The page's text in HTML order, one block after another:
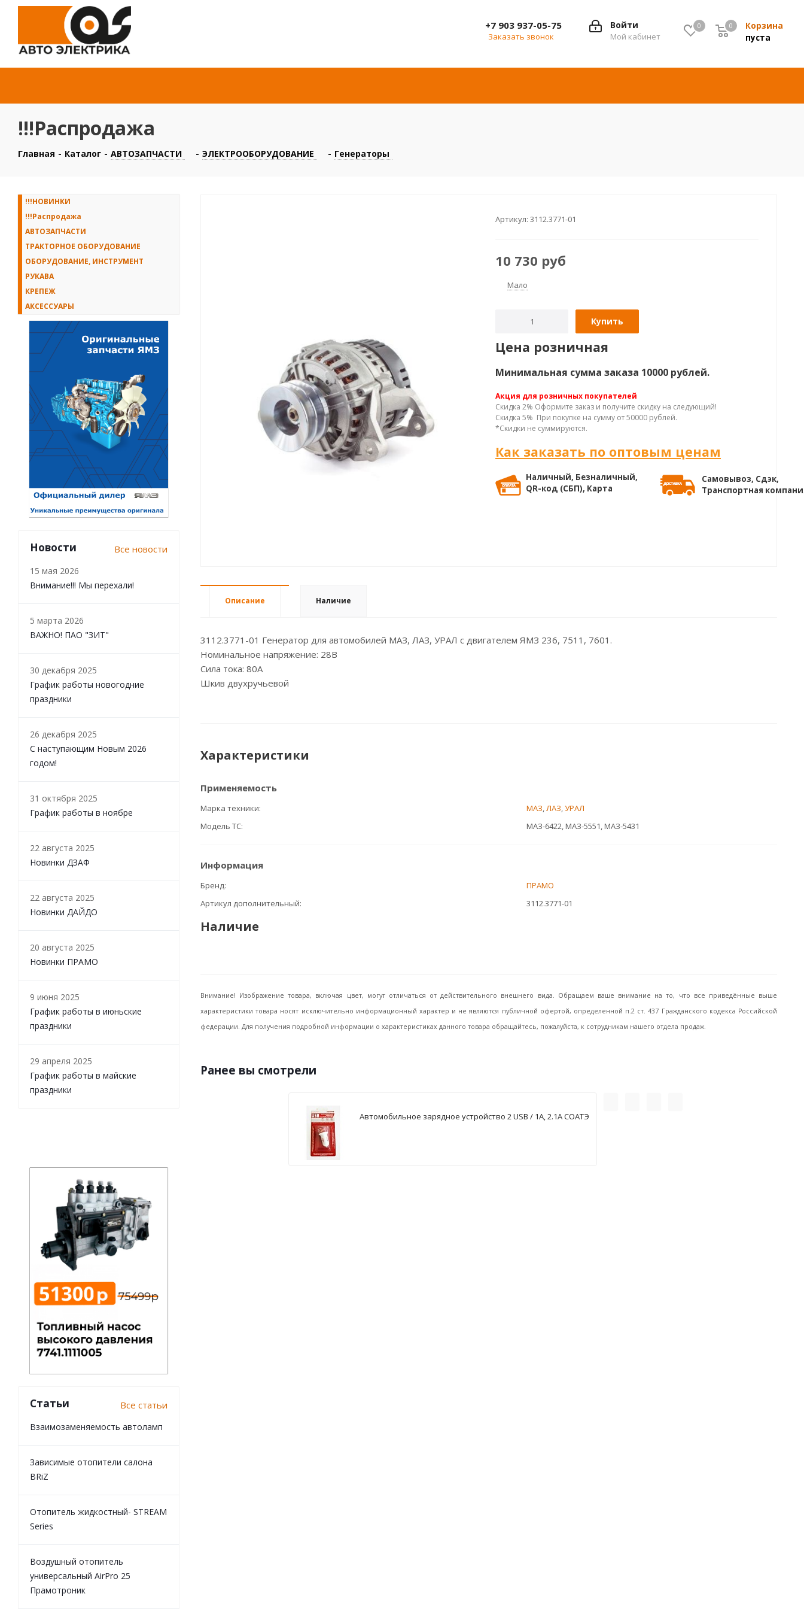
0 Корзина
0
пуста
0
Войти
Мой кабинет
+7 903 937-05-75
Заказать звонок
!!!Распродажа
Главная - Каталог - АВТОЗАПЧАСТИ - ЭЛЕКТРООБОРУДОВАНИЕ - Генераторы
Артикул: 3112.3771-01
10 730 руб
Мало
Купить
Цена розничная
Минимальная сумма заказа 10000 рублей.
Акция для розничных покупателей
Скидка 2% Оформите заказ и получите скидку на следующий!
Скидка 5% При покупке на сумму от 50000 рублей.
*Скидки не суммируются.
Как заказать по оптовым ценам
Наличный, Безналичный,
QR-код (СБП), Карта
Самовывоз, Сдэк,
Транспортная
Описание Наличие
3112.3771-01 Генератор для автомобилей МАЗ, ЛАЗ, УРАЛ с двигателем ЯМЗ 236, 7511, 7601.
Номинальное напряжение: 28В
Сила тока: 80А
Шкив двухручьевой
Характеристики
Применяемость
Марка техники МАЗ,ЛАЗ,УРАЛ
Модель ТС
МАЗ-6422, МАЗ-5551, МАЗ-5431
Информация
Бренд
ПРАМО
Артикул дополнительный
3112.3771-01
Наличие
Внимание! Изображение товара, включая цвет, могут отличаться от действительного внешнего вида. Обращаем ваше внимание на то, что все приведённые выше
характеристики товара носят исключительно информационный характер и не являются публичной офертой, определенной п.2 ст. 437 Гражданского кодекса Российской
федерации. Для получения подробной информации о характеристиках данного товара обращайтесь, пожалуйста, к сотрудникам нашего отдела продаж.
Ранее вы смотрели
Автомобильное зарядное устройство 2 USB / 1А, 2.1А СОАТЭ
!!!НОВИНКИ
!!!Распродажа
АВТОЗАПЧАСТИ
ТРАКТОРНОЕ ОБОРУДОВАНИЕ
ОБОРУДОВАНИЕ, ИНСТРУМЕНТ
РУКАВА
КРЕПЕЖ
АКСЕССУАРЫ
Новости Все новости
15 мая 2026
Внимание!!! Мы перехали!
5 марта 2026
ВАЖНО! ПАО "ЗИТ"
30 декабря 2025
График работы новогодние
праздники
26 декабря 2025
С наступающим Новым 2026
годом!
31 октября 2025
График работы в ноябре
22 августа 2025
Новинки ДЗАФ
22 августа 2025
Новинки ДАЙДО
20 августа 2025
Новинки ПРАМО
9 июня 2025
График работы в июньские
праздники
29 апреля 2025
График работы в майские
праздники
Статьи Все статьи
Взаимозаменяемость автоламп
Зависимые отопители салона
BRiZ
Отопитель жидкостный- STREAM
Series
Воздушный отопитель
универсальный AirPro 25
Прамотроник